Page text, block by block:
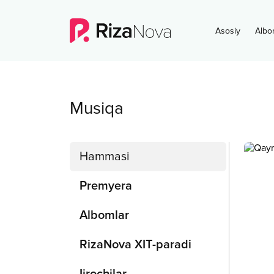
Asosiy
Musiqa
Hammasi
Premyera
Albomlar
RizaNova XIT-paradi